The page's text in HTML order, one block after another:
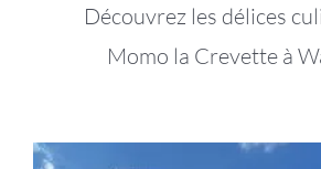
Découvrez les délices
Momo la Crevette à